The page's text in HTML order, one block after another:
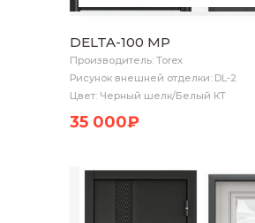
DELTA-100 MP
Производитель: Torex
Рисунок внешней отделки: DL-2
Цвет: Черный шелк/Белый КТ
35 000₽